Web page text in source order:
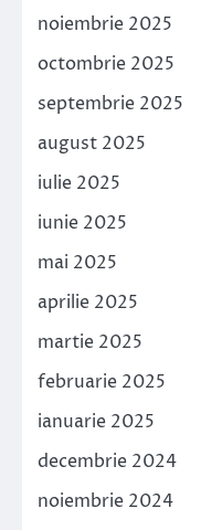
noiembrie 2025
octombrie 2025
septembrie 2025
august 2025
iulie 2025
iunie 2025
mai 2025
aprilie 2025
martie 2025
februarie 2025
ianuarie 2025
decembrie 2024
noiembrie 2024